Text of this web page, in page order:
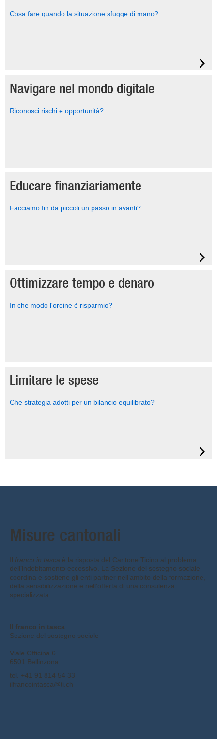
Cosa fare quando la situazione sfugge di mano?
Navigare nel mondo digitale
Riconosci rischi e opportunità?
Educare finanziariamente
Facciamo fin da piccoli un passo in avanti?
Ottimizzare tempo e denaro
In che modo l'ordine è risparmio?
Limitare le spese
Che strategia adotti per un bilancio equilibrato?
Misure cantonali
Il franco in tasca è la risposta del Cantone Ticino al problema
dell’indebitamento eccessivo. La Sezione del sostegno sociale
coordina e sostiene gli enti partner nell’ambito della formazione,
della sensibilizzazione e nell’offerta di una consulenza
specializzata.
Il franco in tasca
Sezione del sostegno sociale
Viale Officina 6
6501 Bellinzona
tel. +41 91 814 54 33
ilfrancointasca@ti.ch